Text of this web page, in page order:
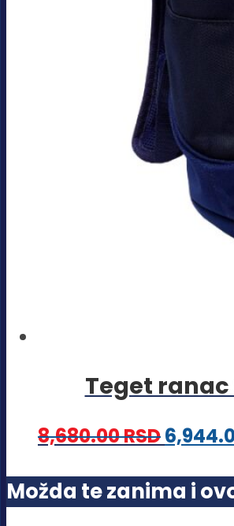
Teget ranac
8,680.00RSD
Možda te zanima i